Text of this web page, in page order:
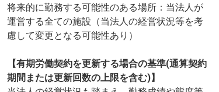
将来的に勤務する可能性のある場所：当法人が
運営する全ての施設（当法人の経営状況等を考
慮して変更となる可能性あり）
【有期労働契約を更新する場合の基準(通算契約
期間または更新回数の上限を含む)】